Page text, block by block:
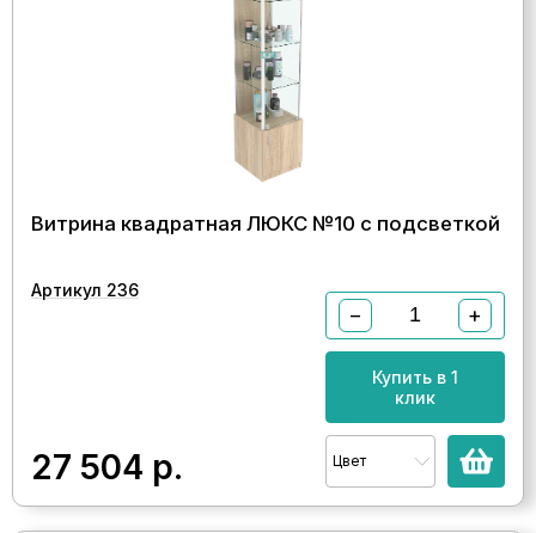
Витрина квадратная ЛЮКС №10 с подсветкой
Артикул 236
27 504 р.
− +
Купить в 1
клик
Цвет